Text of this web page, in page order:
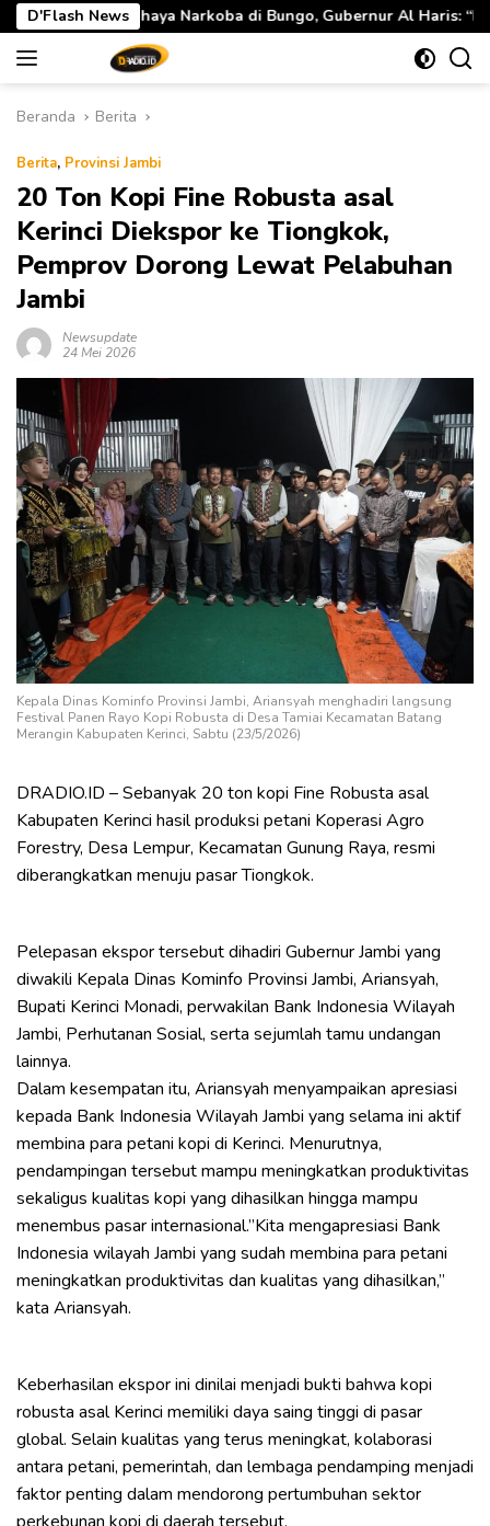
Langsung
ke
konten
D'Flash News
Bungo, Gubernur Al Haris: “Kalau anak-anakku bisa jaga diri,
Beranda Berita
Berita, Provinsi Jambi
20 Ton Kopi Fine Robusta asal
Kerinci Diekspor ke Tiongkok,
Pemprov Dorong Lewat Pelabuhan
Jambi
Newsupdate
24 Mei 2026
Kepala Dinas Kominfo Provinsi Jambi, Ariansyah menghadiri langsung
Festival Panen Rayo Kopi Robusta di Desa Tamiai Kecamatan Batang
Merangin Kabupaten Kerinci, Sabtu (23/5/2026)
DRADIO.ID – Sebanyak 20 ton kopi Fine Robusta asal
Kabupaten Kerinci hasil produksi petani Koperasi Agro
Forestry, Desa Lempur, Kecamatan Gunung Raya, resmi
diberangkatkan menuju pasar Tiongkok.
Pelepasan ekspor tersebut dihadiri Gubernur Jambi yang
diwakili Kepala Dinas Kominfo Provinsi Jambi, Ariansyah,
Bupati Kerinci Monadi, perwakilan Bank Indonesia Wilayah
Jambi, Perhutanan Sosial, serta sejumlah tamu undangan
lainnya.
Dalam kesempatan itu, Ariansyah menyampaikan apresiasi
kepada Bank Indonesia Wilayah Jambi yang selama ini aktif
membina para petani kopi di Kerinci. Menurutnya,
pendampingan tersebut mampu meningkatkan produktivitas
sekaligus kualitas kopi yang dihasilkan hingga mampu
menembus pasar internasional.”Kita mengapresiasi Bank
Indonesia wilayah Jambi yang sudah membina para petani
meningkatkan produktivitas dan kualitas yang dihasilkan,”
kata Ariansyah.
Keberhasilan ekspor ini dinilai menjadi bukti bahwa kopi
robusta asal Kerinci memiliki daya saing tinggi di pasar
global. Selain kualitas yang terus meningkat, kolaborasi
antara petani, pemerintah, dan lembaga pendamping menjadi
faktor penting dalam mendorong pertumbuhan sektor